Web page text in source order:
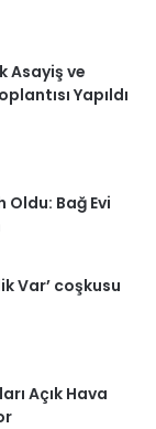
Asayiş ve
Yapıldı
Oldu: Bağ Evi
Var’ coşkusu
Açık Hava